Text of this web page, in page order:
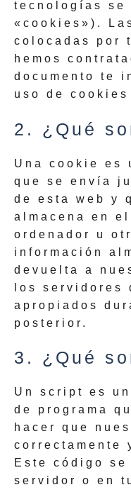
tecnologías se
«cookies»).
colocadas por
hemos
documento te
uso de
2. ¿Qué
Una cookie es
que se envía
de esta web y
almacena en
ordenador u
información
devuelta a
los servidores
apropiados
posterior.
3. ¿Qué
Un script es
de programa
hacer que
correctamente
Este código
servidor o en